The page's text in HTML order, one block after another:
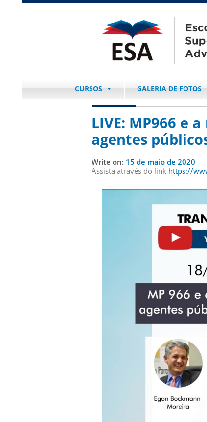
CURSOS GALERIA DE FOTOS
LIVE: MP966 e
agentes
Write on: 15 de maio de 2020
Assista através do link https://